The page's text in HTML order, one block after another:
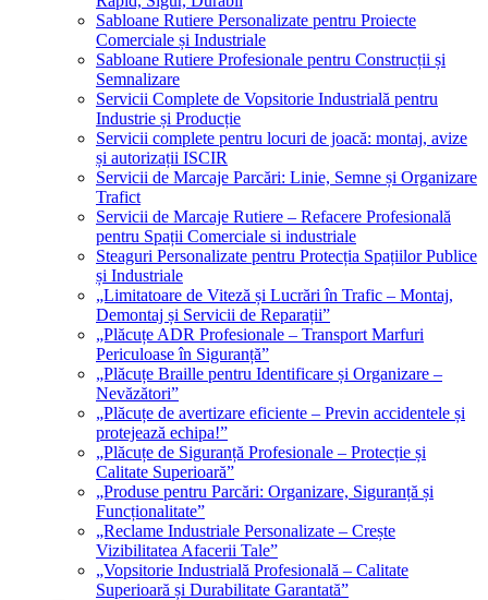
Sabloane Rutiere Personalizate pentru Proiecte
Comerciale și Industriale
Sabloane Rutiere Profesionale pentru Construcții și
Semnalizare
Servicii Complete de Vopsitorie Industrială pentru
Industrie și Producție
Servicii complete pentru locuri de joacă: montaj, avize
și autorizații ISCIR
Servicii de Marcaje Parcări: Linie, Semne și Organizare
Trafict
Servicii de Marcaje Rutiere – Refacere Profesională
pentru Spații Comerciale si industriale
Steaguri Personalizate pentru Protecția Spațiilor Publice
și Industriale
„Limitatoare de Viteză și Lucrări în Trafic – Montaj,
Demontaj și Servicii de Reparații”
„Plăcuțe ADR Profesionale – Transport Marfuri
Periculoase în Siguranță”
„Plăcuțe Braille pentru Identificare și Organizare –
Nevăzători”
„Plăcuțe de avertizare eficiente – Previn accidentele și
protejează echipa!”
„Plăcuțe de Siguranță Profesionale – Protecție și
Calitate Superioară”
„Produse pentru Parcări: Organizare, Siguranță și
Funcționalitate”
„Reclame Industriale Personalizate – Crește
Vizibilitatea Afacerii Tale”
„Vopsitorie Industrială Profesională – Calitate
Superioară și Durabilitate Garantată”